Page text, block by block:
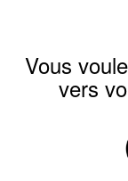
Vous
vers